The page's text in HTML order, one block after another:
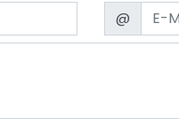
Email
@